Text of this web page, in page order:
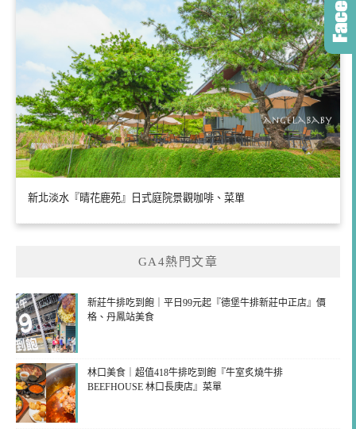
新北淡水『晴花鹿苑』日式庭院景觀咖啡、菜單
GA4熱門文章
新莊牛排吃到飽｜平日99元起『德堡牛排新莊中正店』價
格、丹鳳站美食
林口美食｜超值418牛排吃到飽『牛室炙燒牛排
BEEFHOUSE 林口長庚店』菜單